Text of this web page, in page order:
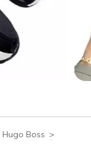
Hugo Boss >